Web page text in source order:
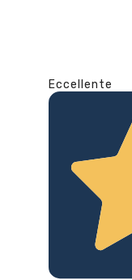
Eccellente